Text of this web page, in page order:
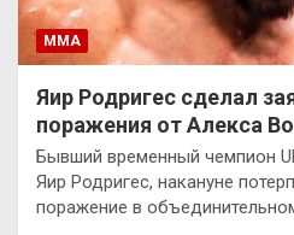
ММА
Яир Родригес сделал
поражения от Алекса
Бывший временный чемпион
Яир Родригес, накануне
поражение в